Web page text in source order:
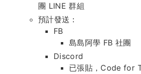
團 LINE 群組
預計發送：
FB
島島阿學 FB 社團
Discord
已張貼，Code for